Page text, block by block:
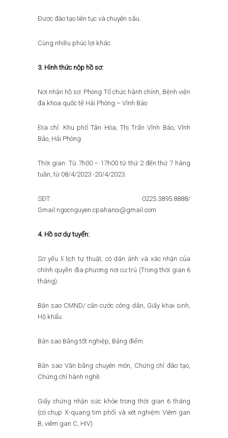
Được đào tạo liên tục và chuyên sâu.
Cùng nhiều phúc lợi khác.
3. Hình thức nộp hồ sơ:
Nơi nhận hồ sơ: Phòng Tổ chức hành chính, Bệnh viện
đa khoa quốc tế Hải Phòng – Vĩnh Bảo
Địa chỉ: Khu phố Tân Hòa, Thị Trấn Vĩnh Bảo, Vĩnh
Bảo, Hải Phòng
Thời gian: Từ 7h00 – 17h00 từ thứ 2 đến thứ 7 hàng
tuần, từ 08/4/2023 -20/4/2023.
SĐT: 0225.3895.8888/
Gmail:ngocnguyen.cpahanoi@gmail.com
4. Hồ sơ dự tuyển:
Sơ yếu lí lịch tự thuật, có dán ảnh và xác nhận của
chính quyền địa phương nơi cư trú (Trong thời gian 6
tháng).
Bản sao CMND/ căn cước công dân, Giấy khai sinh,
Hộ khẩu.
Bản sao Bằng tốt nghiệp, Bảng điểm.
Bản sao Văn bằng chuyên môn, Chứng chỉ đào tạo,
Chứng chỉ hành nghề.
Giấy chứng nhận sức khỏe trong thời gian 6 tháng
(có chụp X-quang tim phổi và xét nghiệm Viêm gan
B, viêm gan C, HIV).